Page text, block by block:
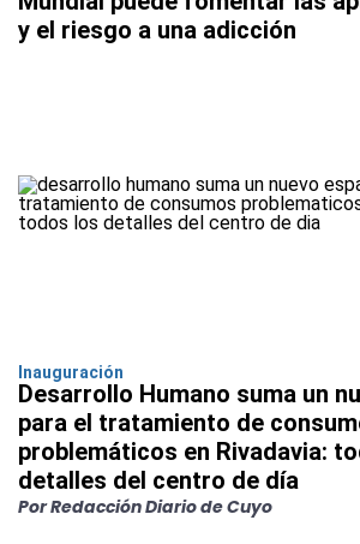
y el riesgo a una adicción
Inauguración
Desarrollo Humano suma un
para el tratamiento de
problemáticos en Rivadavia:
detalles del centro de día
Por Redacción Diario de Cuyo